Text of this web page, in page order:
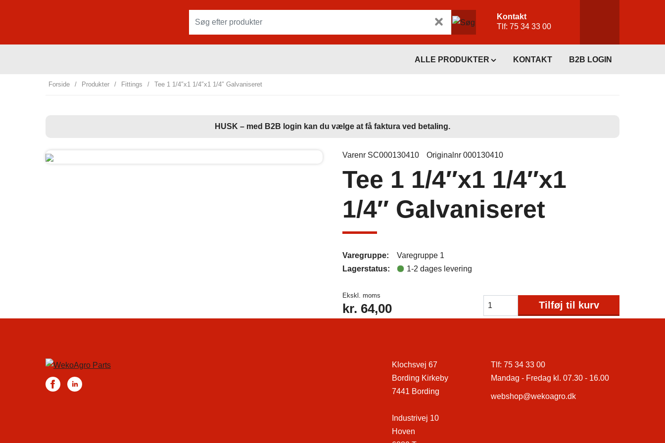
Kontakt
Tlf: 75 34 33 00
ALLE PRODUKTER KONTAKT B2B LOGIN
Forside / Produkter / Fittings / Tee 1 1/4″x1 1/4″x1 1/4″ Galvaniseret
HUSK – med B2B login kan du vælge at få faktura ved betaling.
Varenr SC000130410 Originalnr 000130410
Tee 1 1/4″x1 1/4″x1
1/4″ Galvaniseret
Varegruppe:
Varegruppe 1
Lagerstatus:
1-2 dages levering
Ekskl. moms
kr. 64,00 Tilføj til kurv
Klochsvej 67
Bording Kirkeby
7441 Bording
Industrivej 10
Hoven
Tlf: 75 34 33 00
Mandag - Fredag kl. 07.30 - 16.00
webshop@wekoagro.dk